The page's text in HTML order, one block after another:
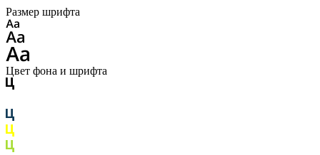
Размер шрифта
Цвет фона и шрифта